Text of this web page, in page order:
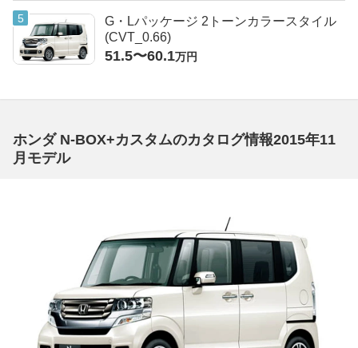
G・Lパッケージ 2トーンカラースタイル
(CVT_0.66)
51.5〜60.1万円
ホンダ N-BOX+カスタムのカタログ情報2015年11
月モデル